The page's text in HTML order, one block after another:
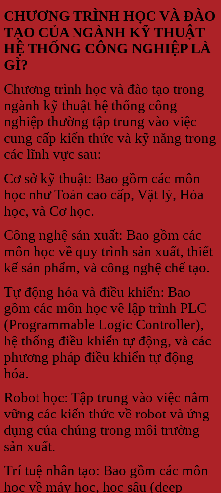
CHƯƠNG TRÌNH HỌC VÀ ĐÀO
TẠO CỦA NGÀNH KỸ THUẬT
HỆ THỐNG CÔNG NGHIỆP LÀ
GÌ?
Chương trình học và đào tạo trong
ngành kỹ thuật hệ thống công
nghiệp thường tập trung vào việc
cung cấp kiến thức và kỹ năng trong
các lĩnh vực sau:
Cơ sở kỹ thuật: Bao gồm các môn
học như Toán cao cấp, Vật lý, Hóa
học, và Cơ học.
Công nghệ sản xuất: Bao gồm các
môn học về quy trình sản xuất, thiết
kế sản phẩm, và công nghệ chế tạo.
Tự động hóa và điều khiển: Bao
gồm các môn học về lập trình PLC
(Programmable Logic Controller),
hệ thống điều khiển tự động, và các
phương pháp điều khiển tự động
hóa.
Robot học: Tập trung vào việc nắm
vững các kiến thức về robot và ứng
dụng của chúng trong môi trường
sản xuất.
Trí tuệ nhân tạo: Bao gồm các môn
học về máy học, học sâu (deep